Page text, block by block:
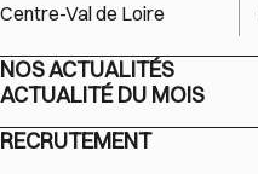
Centre-Val de Loire
NOS ACTUALITÉS
ACTUALITÉ DU MOIS
RECRUTEMENT